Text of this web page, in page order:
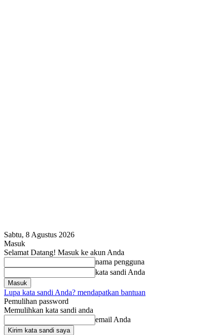
Sabtu, 8 Agustus 2026
Masuk
Selamat Datang! Masuk ke akun Anda
nama pengguna
kata sandi Anda
Lupa kata sandi Anda? mendapatkan bantuan
Pemulihan password
Memulihkan kata sandi anda
email Anda